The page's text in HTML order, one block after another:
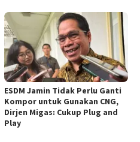
ESDM Jamin Tidak Perlu Ganti
Kompor untuk Gunakan CNG,
Dirjen Migas: Cukup Plug and
Play